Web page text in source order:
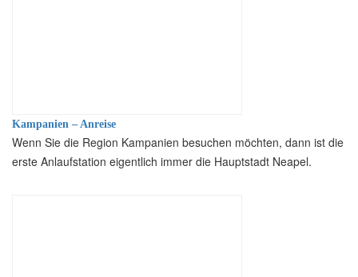
Kampanien – Anreise
Wenn Sie die Region Kampanien besuchen möchten, dann ist die
erste Anlaufstation eigentlich immer die Hauptstadt Neapel.